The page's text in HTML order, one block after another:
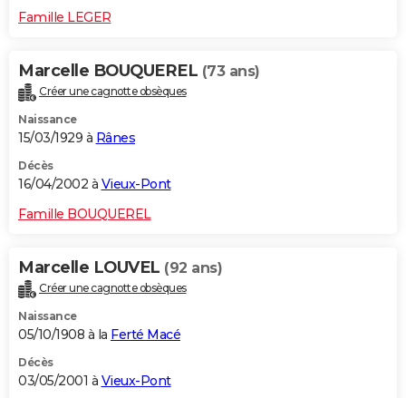
Famille LEGER
Marcelle BOUQUEREL (73 ans)
Créer une cagnotte obsèques
Naissance
15/03/1929 à Rânes
Décès
16/04/2002 à Vieux-Pont
Famille BOUQUEREL
Marcelle LOUVEL (92 ans)
Créer une cagnotte obsèques
Naissance
05/10/1908 à la Ferté Macé
Décès
03/05/2001 à Vieux-Pont